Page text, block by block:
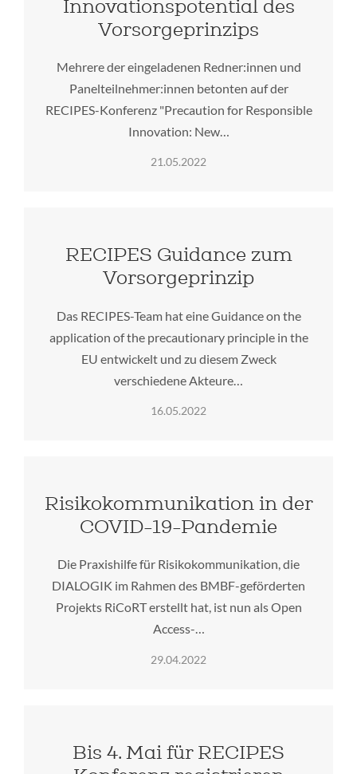
Innovationspotential des
Vorsorgeprinzips
Mehrere der eingeladenen Redner:innen und
Panelteilnehmer:innen betonten auf der
RECIPES-Konferenz "Precaution for Responsible
Innovation: New…
21.05.2022
RECIPES Guidance zum
Vorsorgeprinzip
Das RECIPES-Team hat eine Guidance on the
application of the precautionary principle in the
EU entwickelt und zu diesem Zweck
verschiedene Akteure…
16.05.2022
Risikokommunikation in der
COVID-19-Pandemie
Die Praxishilfe für Risikokommunikation, die
DIALOGIK im Rahmen des BMBF-geförderten
Projekts RiCoRT erstellt hat, ist nun als Open
Access-…
29.04.2022
Bis 4. Mai für RECIPES